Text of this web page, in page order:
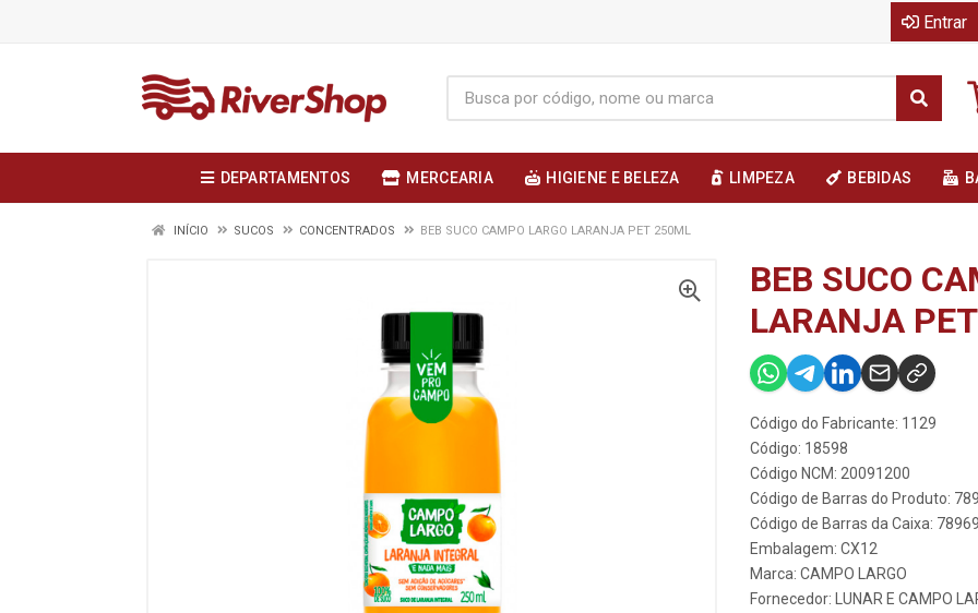
Entrar
DEPARTAMENTOS MERCEARIA HIGIENE E BELEZA LIMPEZA BEBIDAS
INÍCIO SUCOS CONCENTRADOS BEB SUCO CAMPO LARGO LARANJA PET 250ML
BEB SUCO
LARANJA
Código do Fabricante: 1129
Código: 18598
Código NCM: 20091200
Código de Barras do Produto:
Código de Barras da Caixa:
Embalagem: CX12
Marca: CAMPO LARGO
Fornecedor:
LUNAR E CAMPO